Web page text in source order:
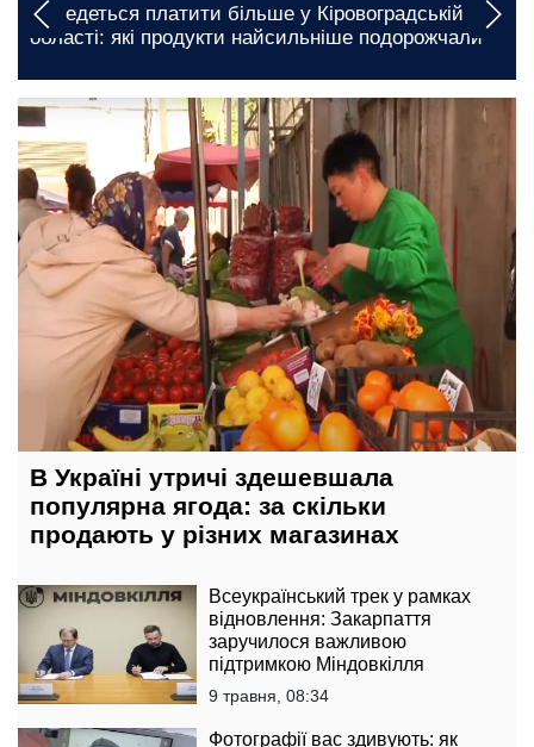
Доведеться платити більше у Кіровоградській
області: які продукти найсильніше подорожчали
12 травня, 21:00
В Україні утричі здешевшала
популярна ягода: за скільки
продають у різних магазинах
Всеукраїнський трек у рамках
відновлення: Закарпаття
заручилося важливою
підтримкою Міндовкілля
9 травня, 08:34
Фотографії вас здивують: як